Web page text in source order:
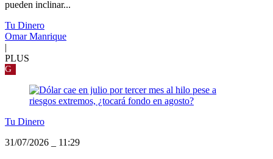
pueden inclinar...
Tu Dinero
Omar Manrique
|
PLUS
G
Tu Dinero
31/07/2026
11:29